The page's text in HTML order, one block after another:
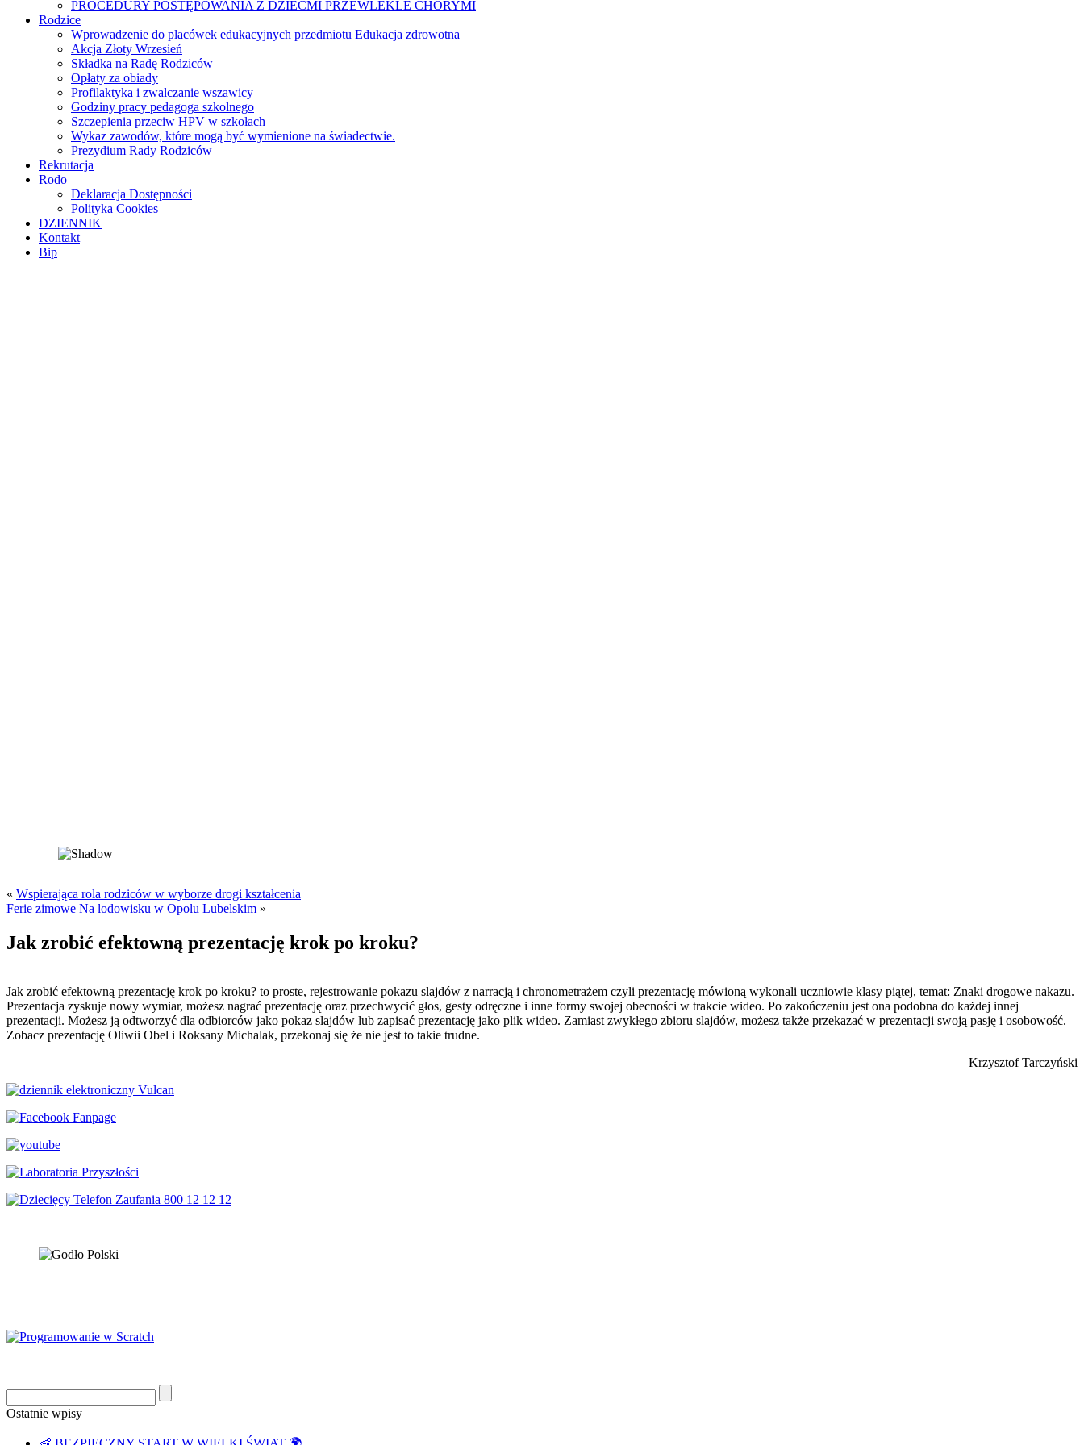
PROCEDURY POSTĘPOWANIA Z DZIEĆMI PRZEWLEKLE CHORYMI
Rodzice
Wprowadzenie do placówek edukacyjnych przedmiotu Edukacja zdrowotna
Akcja Złoty Wrzesień
Składka na Radę Rodziców
Opłaty za obiady
Profilaktyka i zwalczanie wszawicy
Godziny pracy pedagoga szkolnego
Szczepienia przeciw HPV w szkołach
Wykaz zawodów, które mogą być wymienione na świadectwie.
Prezydium Rady Rodziców
Rekrutacja
Rodo
Deklaracja Dostępności
Polityka Cookies
DZIENNIK
Kontakt
Bip
« Wspierająca rola rodziców w wyborze drogi kształcenia
Ferie zimowe Na lodowisku w Opolu Lubelskim »
Jak zrobić efektowną prezentację krok po kroku?
Jak zrobić efektowną prezentację krok po kroku? to proste, rejestrowanie pokazu slajdów z narracją i chronometrażem czyli prezentację mówioną wykonali uczniowie klasy piątej, temat: Znaki drogowe nakazu.
Prezentacja zyskuje nowy wymiar, możesz nagrać prezentację oraz przechwycić głos, gesty odręczne i inne formy swojej obecności w trakcie wideo. Po zakończeniu jest ona podobna do każdej innej
prezentacji. Możesz ją odtworzyć dla odbiorców jako pokaz slajdów lub zapisać prezentację jako plik wideo. Zamiast zwykłego zbioru slajdów, możesz także przekazać w prezentacji swoją pasję i osobowość.
Zobacz prezentację Oliwii Obel i Roksany Michalak, przekonaj się że nie jest to takie trudne.
Krzysztof Tarczyński
Ostatnie wpisy